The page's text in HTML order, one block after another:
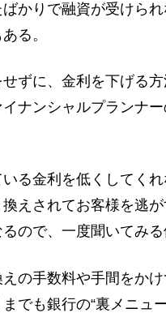
かりで融資が受けられ
る。
ずに、金利を下げる
ナンシャルプランナ
る金利を低くしてく
えされてお客様を逃
ので、一度聞いてみる
の手数料や手間をか
でも銀行の“裏メニュ